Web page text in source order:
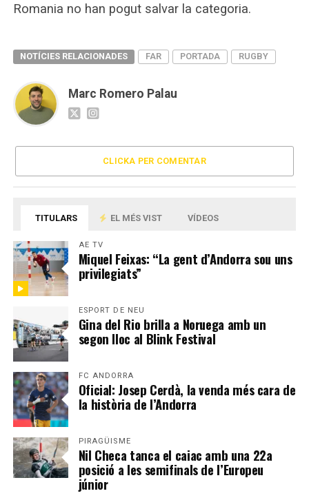
Romania no han pogut salvar la categoria.
NOTÍCIES RELACIONADES FAR PORTADA RUGBY
Marc Romero Palau
CLICKA PER COMENTAR
TITULARS EL MÉS VIST VÍDEOS
AE TV
Miquel Feixas: “La gent d’Andorra sou uns
privilegiats”
ESPORT DE NEU
Gina del Rio brilla a Noruega amb un
segon lloc al Blink Festival
FC ANDORRA
Oficial: Josep Cerdà, la venda més cara de
la història de l’Andorra
PIRAGÜISME
Nil Checa tanca el caiac amb una 22a
posició a les semifinals de l’Europeu
júnior